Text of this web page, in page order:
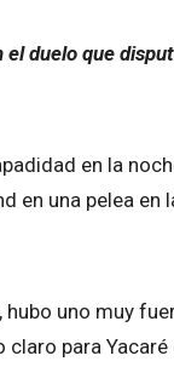
duelo que
en la
en una pelea en
uno muy
para